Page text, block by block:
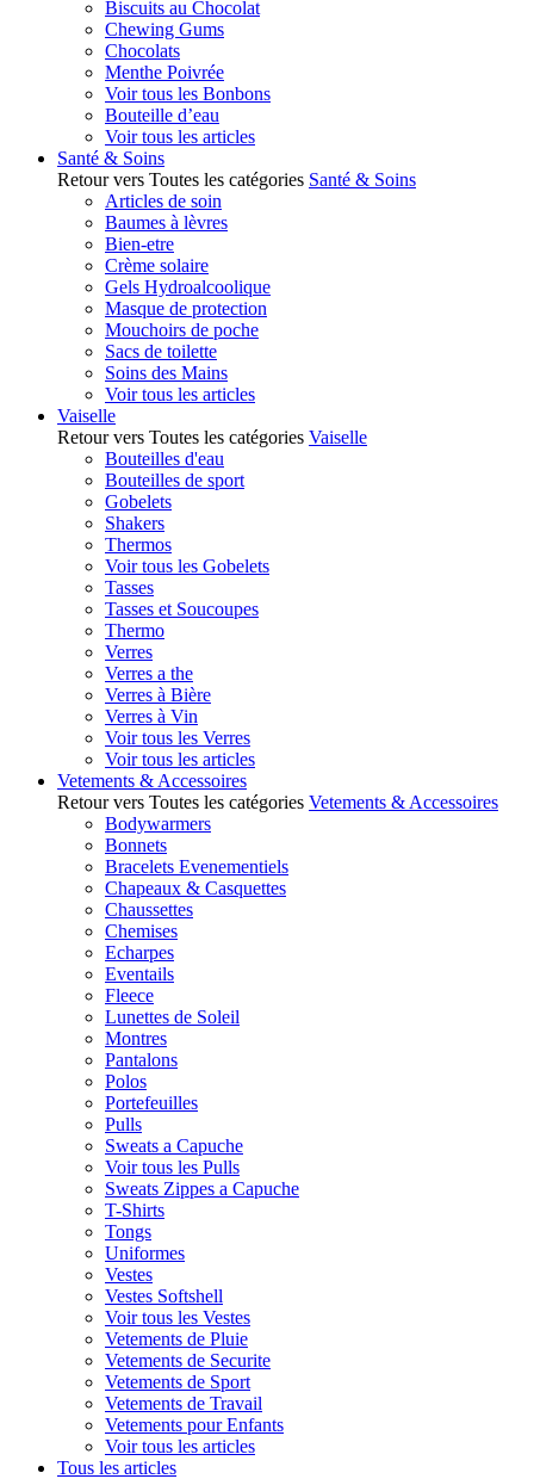
Biscuits au Chocolat
Chewing Gums
Chocolats
Menthe Poivrée
Voir tous les Bonbons
Bouteille d’eau
Voir tous les articles
Santé & Soins
Retour vers Toutes les catégories Santé & Soins
Articles de soin
Baumes à lèvres
Bien-etre
Crème solaire
Gels Hydroalcoolique
Masque de protection
Mouchoirs de poche
Sacs de toilette
Soins des Mains
Voir tous les articles
Vaiselle
Retour vers Toutes les catégories Vaiselle
Bouteilles d'eau
Bouteilles de sport
Gobelets
Shakers
Thermos
Voir tous les Gobelets
Tasses
Tasses et Soucoupes
Thermo
Verres
Verres a the
Verres à Bière
Verres à Vin
Voir tous les Verres
Voir tous les articles
Vetements & Accessoires
Retour vers Toutes les catégories Vetements & Accessoires
Bodywarmers
Bonnets
Bracelets Evenementiels
Chapeaux & Casquettes
Chaussettes
Chemises
Echarpes
Eventails
Fleece
Lunettes de Soleil
Montres
Pantalons
Polos
Portefeuilles
Pulls
Sweats a Capuche
Voir tous les Pulls
Sweats Zippes a Capuche
T-Shirts
Tongs
Uniformes
Vestes
Vestes Softshell
Voir tous les Vestes
Vetements de Pluie
Vetements de Securite
Vetements de Sport
Vetements de Travail
Vetements pour Enfants
Voir tous les articles
Tous les articles